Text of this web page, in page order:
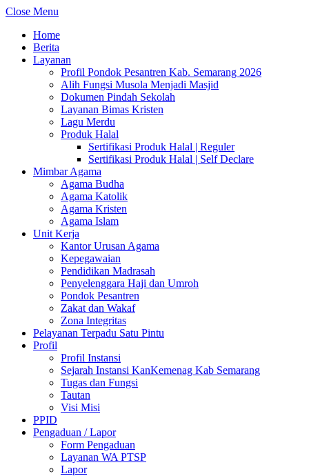
Close Menu
Home
Berita
Layanan
Profil Pondok Pesantren Kab. Semarang 2026
Alih Fungsi Musola Menjadi Masjid
Dokumen Pindah Sekolah
Layanan Bimas Kristen
Lagu Merdu
Produk Halal
Sertifikasi Produk Halal | Reguler
Sertifikasi Produk Halal | Self Declare
Mimbar Agama
Agama Budha
Agama Katolik
Agama Kristen
Agama Islam
Unit Kerja
Kantor Urusan Agama
Kepegawaian
Pendidikan Madrasah
Penyelenggara Haji dan Umroh
Pondok Pesantren
Zakat dan Wakaf
Zona Integritas
Pelayanan Terpadu Satu Pintu
Profil
Profil Instansi
Sejarah Instansi KanKemenag Kab Semarang
Tugas dan Fungsi
Tautan
Visi Misi
PPID
Pengaduan / Lapor
Form Pengaduan
Layanan WA PTSP
Lapor